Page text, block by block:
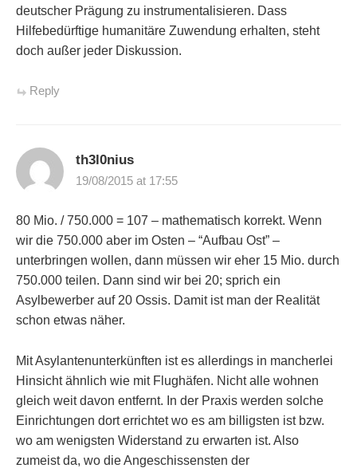
deutscher Prägung zu instrumentalisieren. Dass
Hilfebedürftige humanitäre Zuwendung erhalten, steht
doch außer jeder Diskussion.
Reply
th3l0nius
19/08/2015 at 17:55
80 Mio. / 750.000 = 107 – mathematisch korrekt. Wenn
wir die 750.000 aber im Osten – “Aufbau Ost” –
unterbringen wollen, dann müssen wir eher 15 Mio. durch
750.000 teilen. Dann sind wir bei 20; sprich ein
Asylbewerber auf 20 Ossis. Damit ist man der Realität
schon etwas näher.
Mit Asylantenunterkünften ist es allerdings in mancherlei
Hinsicht ähnlich wie mit Flughäfen. Nicht alle wohnen
gleich weit davon entfernt. In der Praxis werden solche
Einrichtungen dort errichtet wo es am billigsten ist bzw.
wo am wenigsten Widerstand zu erwarten ist. Also
zumeist da, wo die Angeschissensten der